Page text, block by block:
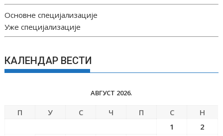
Основне специјализације
Уже специјализације
КАЛЕНДАР ВЕСТИ
АВГУСТ 2026.
П У С Ч П С Н
1
2